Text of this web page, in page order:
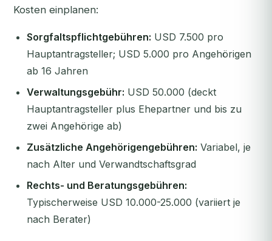
Kosten einplanen:
Sorgfaltspflichtgebühren: USD 7.500 pro
Hauptantragsteller; USD 5.000 pro Angehörigen
ab 16 Jahren
Verwaltungsgebühr: USD 50.000 (deckt
Hauptantragsteller plus Ehepartner und bis zu
zwei Angehörige ab)
Zusätzliche Angehörigengebühren: Variabel, je
nach Alter und Verwandtschaftsgrad
Rechts- und Beratungsgebühren:
Typischerweise USD 10.000-25.000 (variiert je
nach Berater)